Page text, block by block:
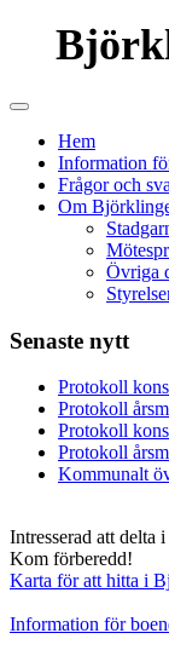
Hem
Information
Frågor och
Om
Övriga
Senaste nytt
Protokoll
Protokoll
Protokoll
Protokoll
Kommunalt
Intresserad att delta
Kom förberedd!
Karta för att hitta i
Information för